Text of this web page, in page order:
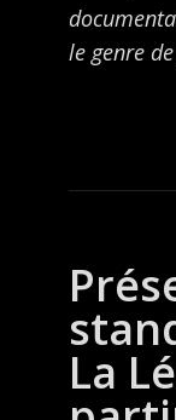
le genre
La